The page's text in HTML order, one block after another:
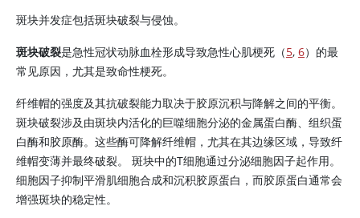
斑块并发症包括斑块破裂与侵蚀。
斑块破裂是急性冠状动脉血栓形成导致急性心肌梗死（5, 6）的最
常见原因，尤其是致命性梗死。
纤维帽的强度及其抗破裂能力取决于胶原沉积与降解之间的平衡。
斑块破裂涉及由斑块内活化的巨噬细胞分泌的金属蛋白酶、组织蛋
白酶和胶原酶。这些酶可降解纤维帽，尤其在其边缘区域，导致纤
维帽变薄并最终破裂。 斑块中的T细胞通过分泌细胞因子起作用。
细胞因子抑制平滑肌细胞合成和沉积胶原蛋白，而胶原蛋白通常会
增强斑块的稳定性。